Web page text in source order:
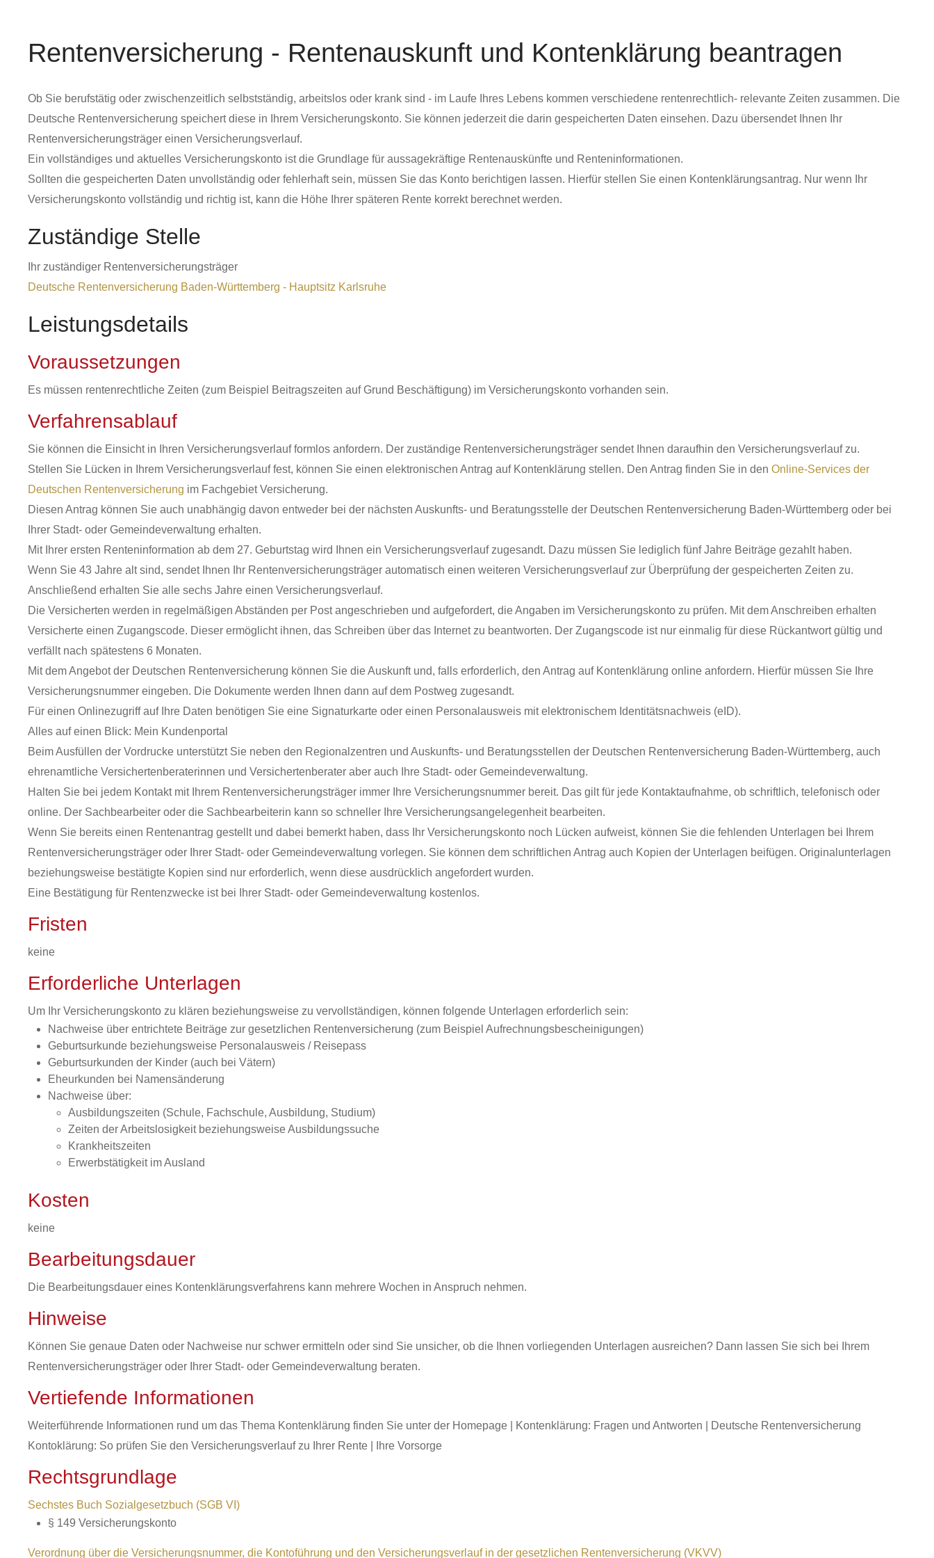
Rentenversicherung - Rentenauskunft und Kontenklärung beantragen
Ob Sie berufstätig oder zwischenzeitlich selbstständig, arbeitslos oder krank sind - im Laufe Ihres Lebens kommen verschiedene rentenrechtlich- relevante Zeiten zusammen. Die
Deutsche Rentenversicherung speichert diese in Ihrem Versicherungskonto. Sie können jederzeit die darin gespeicherten Daten einsehen. Dazu übersendet Ihnen Ihr
Rentenversicherungsträger einen Versicherungsverlauf.
Ein vollständiges und aktuelles Versicherungskonto ist die Grundlage für aussagekräftige Rentenauskünfte und Renteninformationen.
Sollten die gespeicherten Daten unvollständig oder fehlerhaft sein, müssen Sie das Konto berichtigen lassen. Hierfür stellen Sie einen Kontenklärungsantrag. Nur wenn Ihr
Versicherungskonto vollständig und richtig ist, kann die Höhe Ihrer späteren Rente korrekt berechnet werden.
Zuständige Stelle
Ihr zuständiger Rentenversicherungsträger
Deutsche Rentenversicherung Baden-Württemberg - Hauptsitz Karlsruhe
Leistungsdetails
Voraussetzungen
Es müssen rentenrechtliche Zeiten (zum Beispiel Beitragszeiten auf Grund Beschäftigung) im Versicherungskonto vorhanden sein.
Verfahrensablauf
Sie können die Einsicht in Ihren Versicherungsverlauf formlos anfordern. Der zuständige Rentenversicherungsträger sendet Ihnen daraufhin den Versicherungsverlauf zu.
Stellen Sie Lücken in Ihrem Versicherungsverlauf fest, können Sie einen elektronischen Antrag auf Kontenklärung stellen. Den Antrag finden Sie in den Online-Services der
Deutschen Rentenversicherung im Fachgebiet Versicherung.
Diesen Antrag können Sie auch unabhängig davon entweder bei der nächsten Auskunfts- und Beratungsstelle der Deutschen Rentenversicherung Baden-Württemberg oder bei
Ihrer Stadt- oder Gemeindeverwaltung erhalten.
Mit Ihrer ersten Renteninformation ab dem 27. Geburtstag wird Ihnen ein Versicherungsverlauf zugesandt. Dazu müssen Sie lediglich fünf Jahre Beiträge gezahlt haben.
Wenn Sie 43 Jahre alt sind, sendet Ihnen Ihr Rentenversicherungsträger automatisch einen weiteren Versicherungsverlauf zur Überprüfung der gespeicherten Zeiten zu.
Anschließend erhalten Sie alle sechs Jahre einen Versicherungsverlauf.
Die Versicherten werden in regelmäßigen Abständen per Post angeschrieben und aufgefordert, die Angaben im Versicherungskonto zu prüfen. Mit dem Anschreiben erhalten
Versicherte einen Zugangscode. Dieser ermöglicht ihnen, das Schreiben über das Internet zu beantworten. Der Zugangscode ist nur einmalig für diese Rückantwort gültig und
verfällt nach spätestens 6 Monaten.
Mit dem Angebot der Deutschen Rentenversicherung können Sie die Auskunft und, falls erforderlich, den Antrag auf Kontenklärung online anfordern. Hierfür müssen Sie Ihre
Versicherungsnummer eingeben. Die Dokumente werden Ihnen dann auf dem Postweg zugesandt.
Für einen Onlinezugriff auf Ihre Daten benötigen Sie eine Signaturkarte oder einen Personalausweis mit elektronischem Identitätsnachweis (eID).
Alles auf einen Blick: Mein Kundenportal
Beim Ausfüllen der Vordrucke unterstützt Sie neben den Regionalzentren und Auskunfts- und Beratungsstellen der Deutschen Rentenversicherung Baden-Württemberg, auch
ehrenamtliche Versichertenberaterinnen und Versichertenberater aber auch Ihre Stadt- oder Gemeindeverwaltung.
Halten Sie bei jedem Kontakt mit Ihrem Rentenversicherungsträger immer Ihre Versicherungsnummer bereit. Das gilt für jede Kontaktaufnahme, ob schriftlich, telefonisch oder
online. Der Sachbearbeiter oder die Sachbearbeiterin kann so schneller Ihre Versicherungsangelegenheit bearbeiten.
Wenn Sie bereits einen Rentenantrag gestellt und dabei bemerkt haben, dass Ihr Versicherungskonto noch Lücken aufweist, können Sie die fehlenden Unterlagen bei Ihrem
Rentenversicherungsträger oder Ihrer Stadt- oder Gemeindeverwaltung vorlegen. Sie können dem schriftlichen Antrag auch Kopien der Unterlagen beifügen. Originalunterlagen
beziehungsweise bestätigte Kopien sind nur erforderlich, wenn diese ausdrücklich angefordert wurden.
Eine Bestätigung für Rentenzwecke ist bei Ihrer Stadt- oder Gemeindeverwaltung kostenlos.
Fristen
keine
Erforderliche Unterlagen
Um Ihr Versicherungskonto zu klären beziehungsweise zu vervollständigen, können folgende Unterlagen erforderlich sein:
Nachweise über entrichtete Beiträge zur gesetzlichen Rentenversicherung (zum Beispiel Aufrechnungsbescheinigungen)
Geburtsurkunde beziehungsweise Personalausweis / Reisepass
Geburtsurkunden der Kinder (auch bei Vätern)
Eheurkunden bei Namensänderung
Nachweise über:
Ausbildungszeiten (Schule, Fachschule, Ausbildung, Studium)
Zeiten der Arbeitslosigkeit beziehungsweise Ausbildungssuche
Krankheitszeiten
Erwerbstätigkeit im Ausland
Kosten
keine
Bearbeitungsdauer
Die Bearbeitungsdauer eines Kontenklärungsverfahrens kann mehrere Wochen in Anspruch nehmen.
Hinweise
Können Sie genaue Daten oder Nachweise nur schwer ermitteln oder sind Sie unsicher, ob die Ihnen vorliegenden Unterlagen ausreichen? Dann lassen Sie sich bei Ihrem
Rentenversicherungsträger oder Ihrer Stadt- oder Gemeindeverwaltung beraten.
Vertiefende Informationen
Weiterführende Informationen rund um das Thema Kontenklärung finden Sie unter der Homepage | Kontenklärung: Fragen und Antworten | Deutsche Rentenversicherung
Kontoklärung: So prüfen Sie den Versicherungsverlauf zu Ihrer Rente | Ihre Vorsorge
Rechtsgrundlage
Sechstes Buch Sozialgesetzbuch (SGB VI)
§ 149 Versicherungskonto
Verordnung über die Versicherungsnummer, die Kontoführung und den Versicherungsverlauf in der gesetzlichen Rentenversicherung (VKVV)